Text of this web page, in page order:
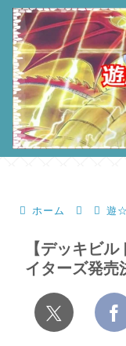
ホーム 遊
【デッキビ
イターズ発売